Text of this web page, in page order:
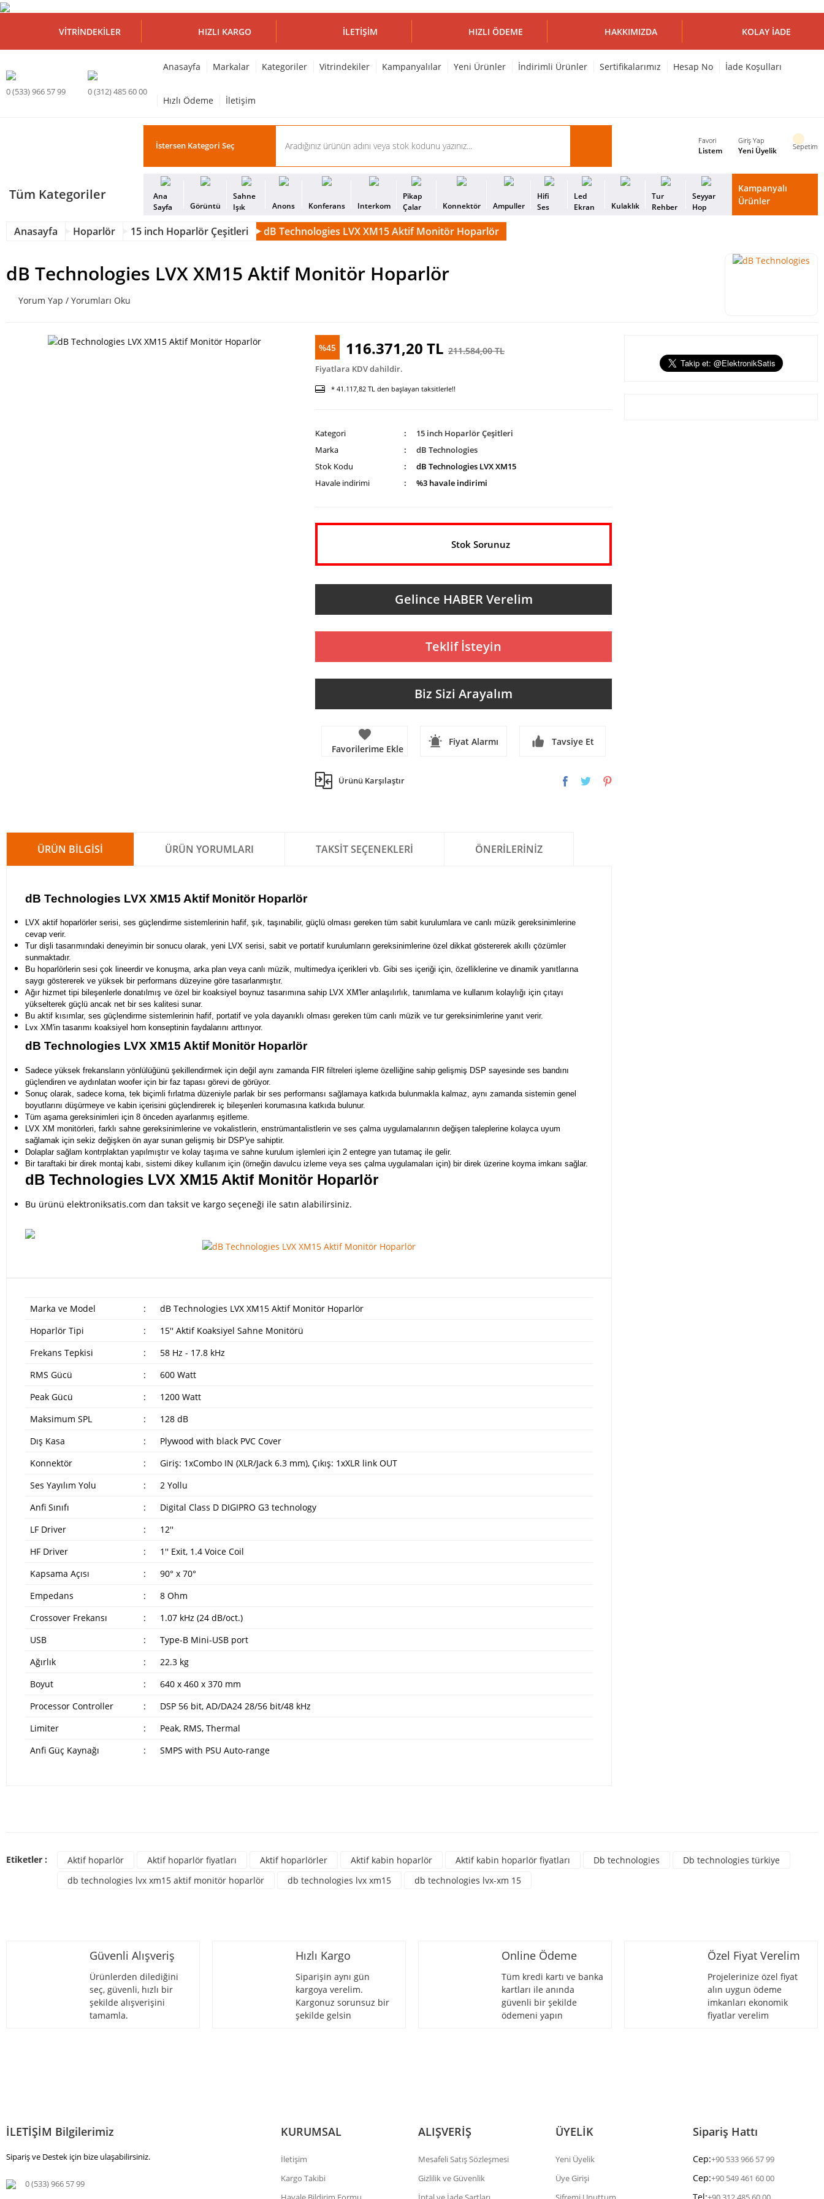
VITRINDEKILER HIZLI KARGO İLETIŞIM HIZLI ÖDEME HAKKIMIZDA KOLAY İADE
0 (533) 966 57 99 0 (312) 485 60 00
Anasayfa Markalar Kategoriler Vitrindekiler Kampanyalılar Yeni Ürünler İndirimli Ürünler Sertifikalarımız Hesap No İade Koşulları
Hızlı Ödeme İletişim
Favori
Listem
Giriş Yap
Yeni Üyelik Sepetim
Tüm Kategoriler
Ana
Sayfa
Görüntü
Sahne
Işık
Anons Konferans Interkom
Pikap
Çalar
Konnektör Ampuller
Hifi
Ses
Led
Ekran
Kulaklık
Tur
Rehber
Seyyar
Hop
Kampanyalı
Ürünler
Anasayfa Hoparlör 15 inch Hoparlör Çeşitleri dB Technologies LVX XM15 Aktif Monitör Hoparlör
dB Technologies LVX XM15 Aktif Monitör Hoparlör
Yorum Yap / Yorumları Oku
%45 116.371,20 TL 211.584,00 TL
Fiyatlara KDV dahildir.
* 41.117,82 TL den başlayan taksitlerle!!
Kategori
15 inch Hoparlör Çeşitleri
Marka
dB Technologies
Stok Kodu
dB Technologies LVX XM15
Havale indirimi
%3 havale indirimi
Stok Sorunuz
Gelince HABER Verelim
Teklif İsteyin
Biz Sizi Arayalım
Fiyat Alarmı Tavsiye Et
Ürünü Karşılaştır
ÜRÜN BILGISI ÜRÜN YORUMLARI TAKSIT SEÇENEKLERI ÖNERILERINIZ
dB Technologies LVX XM15 Aktif Monitör Hoparlör
LVX aktif hoparlörler serisi, ses güçlendirme sistemlerinin hafif, şık, taşınabilir, güçlü olması gereken tüm sabit kurulumlara ve canlı müzik gereksinimlerine
cevap verir.
Tur dişli tasarımındaki deneyimin bir sonucu olarak, yeni LVX serisi, sabit ve portatif kurulumların gereksinimlerine özel dikkat göstererek akıllı çözümler
sunmaktadır.
Bu hoparlörlerin sesi çok lineerdir ve konuşma, arka plan veya canlı müzik, multimedya içerikleri vb. Gibi ses içeriği için, özelliklerine ve dinamik yanıtlarına
saygı göstererek ve yüksek bir performans düzeyine göre tasarlanmıştır.
Ağır hizmet tipi bileşenlerle donatılmış ve özel bir koaksiyel boynuz tasarımına sahip LVX XM'ler anlaşılırlık, tanımlama ve kullanım kolaylığı için çıtayı
yükselterek güçlü ancak net bir ses kalitesi sunar.
Bu aktif kısımlar, ses güçlendirme sistemlerinin hafif, portatif ve yola dayanıklı olması gereken tüm canlı müzik ve tur gereksinimlerine yanıt verir.
Lvx XM'in tasarımı koaksiyel horn konseptinin faydalarını arttırıyor.
dB Technologies LVX XM15 Aktif Monitör Hoparlör
Sadece yüksek frekansların yönlülüğünü şekillendirmek için değil aynı zamanda FIR filtreleri işleme özelliğine sahip gelişmiş DSP sayesinde ses bandını
güçlendiren ve aydınlatan woofer için bir faz tapası görevi de görüyor.
Sonuç olarak, sadece korna, tek biçimli fırlatma düzeniyle parlak bir ses performansı sağlamaya katkıda bulunmakla kalmaz, aynı zamanda sistemin genel
boyutlarını düşürmeye ve kabin içerisini güçlendirerek iç bileşenleri korumasına katkıda bulunur.
Tüm aşama gereksinimleri için 8 önceden ayarlanmış eşitleme.
LVX XM monitörleri, farklı sahne gereksinimlerine ve vokalistlerin, enstrümantalistlerin ve ses çalma uygulamalarının değişen taleplerine kolayca uyum
sağlamak için sekiz değişken ön ayar sunan gelişmiş bir DSP'ye sahiptir.
Dolaplar sağlam kontrplaktan yapılmıştır ve kolay taşıma ve sahne kurulum işlemleri için 2 entegre yan tutamaç ile gelir.
Bir taraftaki bir direk montaj kabı, sistemi dikey kullanım için (örneğin davulcu izleme veya ses çalma uygulamaları için) bir direk üzerine koyma imkanı sağlar.
dB Technologies LVX XM15 Aktif Monitör Hoparlör
Bu ürünü elektroniksatis.com dan taksit ve kargo seçeneği ile satın alabilirsiniz.
Marka ve Model :
dB Technologies LVX XM15 Aktif Monitör Hoparlör
Hoparlör Tipi
:
15'' Aktif Koaksiyel Sahne Monitörü
Frekans Tepkisi
:
58 Hz - 17.8 kHz
RMS Gücü
:
600 Watt
Peak Gücü
:
1200 Watt
Maksimum SPL
:
128 dB
Dış Kasa
:
Plywood with black PVC Cover
Konnektör
:
Giriş: 1xCombo IN (XLR/Jack 6.3 mm), Çıkış: 1xXLR link OUT
Ses Yayılım Yolu
:
2 Yollu
Anfi Sınıfı
:
Digital Class D DIGIPRO G3 technology
LF Driver
:
12''
HF Driver
:
1'' Exit, 1.4 Voice Coil
Kapsama Açısı
:
90° x 70°
Empedans
:
8 Ohm
Crossover Frekansı
:
1.07 kHz (24 dB/oct.)
USB
:
Type-B Mini-USB port
Ağırlık
:
22.3 kg
Boyut
:
640 x 460 x 370 mm
Processor Controller
:
DSP 56 bit, AD/DA24 28/56 bit/48 kHz
Limiter
:
Peak, RMS, Thermal
Anfi Güç Kaynağı
: SMPS with PSU Auto-range
Yorum Yaz
Ürün bilgilerinde hatalar bulunuyor.
Gönder
Etiketler : Aktif hoparlör Aktif hoparlör fiyatları Aktif hoparlörler Aktif kabin hoparlör Aktif kabin hoparlör fiyatları Db technologies
Db technologies türkiye
db technologies lvx xm15 aktif monitör hoparlör
db technologies lvx xm15 db technologies lvx-xm 15
Güvenli Alışveriş
Ürünlerden dilediğini
seç, güvenli, hızlı bir
şekilde alışverişini
tamamla.
Hızlı Kargo
Siparişin aynı gün
kargoya verelim.
Kargonuz sorunsuz bir
şekilde gelsin
Online Ödeme
Tüm kredi kartı ve banka
kartları ile anında
güvenli bir şekilde
ödemeni yapın
Özel Fiyat Verelim
Projelerinize özel fiyat
alın uygun ödeme
imkanları ekonomik
fiyatlar verelim
İLETİŞİM Bilgilerimiz
Sipariş ve Destek için bize ulaşabilirsiniz.
0 (533) 966 57 99
KURUMSAL
İletişim
Kargo Takibi
ALIŞVERİŞ
Mesafeli Satış Sözleşmesi
Gizlilik ve Güvenlik
ÜYELİK
Yeni Üyelik
Üye Girişi
Sipariş Hattı
Cep:+90 533 966 57 99
Cep:+90 549 461 60 00